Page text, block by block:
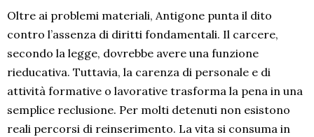
Oltre ai problemi materiali, Antigone punta il dito
contro l’assenza di diritti fondamentali. Il carcere,
secondo la legge, dovrebbe avere una funzione
rieducativa. Tuttavia, la carenza di personale e di
attività formative o lavorative trasforma la pena in una
semplice reclusione. Per molti detenuti non esistono
reali percorsi di reinserimento. La vita si consuma in